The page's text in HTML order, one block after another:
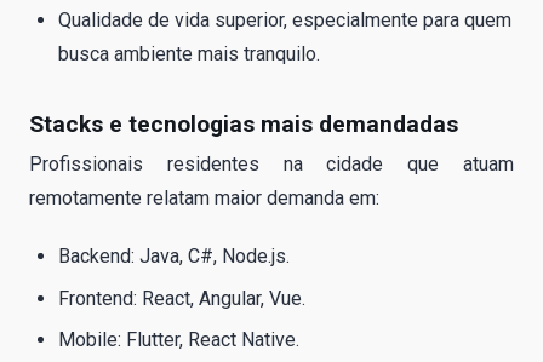
Qualidade de vida superior, especialmente para quem
busca ambiente mais tranquilo.
Stacks e tecnologias mais demandadas
Profissionais residentes na cidade que atuam
remotamente relatam maior demanda em:
Backend: Java, C#, Node.js.
Frontend: React, Angular, Vue.
Mobile: Flutter, React Native.